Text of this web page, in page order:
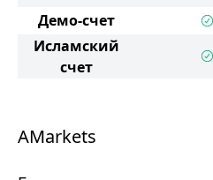
Демо-счет
Исламский
счет
AMarkets